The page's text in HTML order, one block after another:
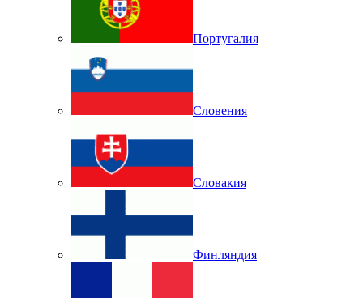
Португалия
Словения
Словакия
Финляндия